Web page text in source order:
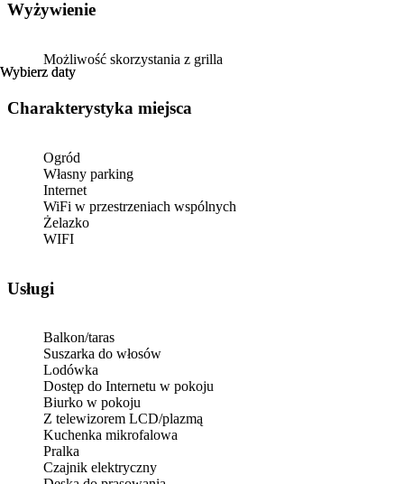
Wybierz daty
Wybierz daty
Wyżywienie
Możliwość skorzystania z grilla
Charakterystyka miejsca
Ogród
Własny parking
Internet
WiFi w przestrzeniach wspólnych
Żelazko
WIFI
Usługi
Balkon/taras
Suszarka do włosów
Lodówka
Dostęp do Internetu w pokoju
Biurko w pokoju
Z telewizorem LCD/plazmą
Kuchenka mikrofalowa
Pralka
Czajnik elektryczny